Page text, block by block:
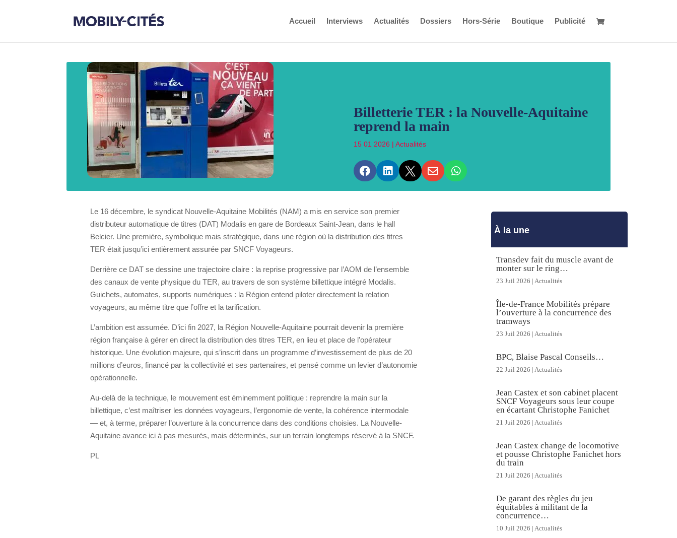
Accueil Interviews Actualités Dossiers Hors-Série Boutique Publicité
Billetterie TER : la Nouvelle-Aquitaine
reprend la main
15 01 2026 | Actualités
    
Le 16 décembre, le syndicat Nouvelle-Aquitaine Mobilités (NAM) a mis en service son premier
distributeur automatique de titres (DAT) Modalis en gare de Bordeaux Saint-Jean, dans le hall
Belcier. Une première, symbolique mais stratégique, dans une région où la distribution des titres
TER était jusqu’ici entièrement assurée par SNCF Voyageurs.
Derrière ce DAT se dessine une trajectoire claire : la reprise progressive par l’AOM de l’ensemble
des canaux de vente physique du TER, au travers de son système billettique intégré Modalis.
Guichets, automates, supports numériques : la Région entend piloter directement la relation
voyageurs, au même titre que l’offre et la tarification.
L’ambition est assumée. D’ici fin 2027, la Région Nouvelle-Aquitaine pourrait devenir la première
région française à gérer en direct la distribution des titres TER, en lieu et place de l’opérateur
historique. Une évolution majeure, qui s’inscrit dans un programme d’investissement de plus de 20
millions d’euros, financé par la collectivité et ses partenaires, et pensé comme un levier d’autonomie
opérationnelle.
Au-delà de la technique, le mouvement est éminemment politique : reprendre la main sur la
billettique, c’est maîtriser les données voyageurs, l’ergonomie de vente, la cohérence intermodale
— et, à terme, préparer l’ouverture à la concurrence dans des conditions choisies. La Nouvelle-
Aquitaine avance ici à pas mesurés, mais déterminés, sur un terrain longtemps réservé à la SNCF.
PL
À la une
Transdev fait du muscle avant de
monter sur le ring…
23 Juil 2026 | Actualités
Île-de-France Mobilités prépare
l’ouverture à la concurrence des
tramways
23 Juil 2026 | Actualités
BPC, Blaise Pascal Conseils…
22 Juil 2026 | Actualités
Jean Castex et son cabinet placent
SNCF Voyageurs sous leur coupe
en écartant Christophe Fanichet
21 Juil 2026 | Actualités
Jean Castex change de locomotive
et pousse Christophe Fanichet hors
du train
21 Juil 2026 | Actualités
De garant des règles du jeu
équitables à militant de la
concurrence…
10 Juil 2026 | Actualités